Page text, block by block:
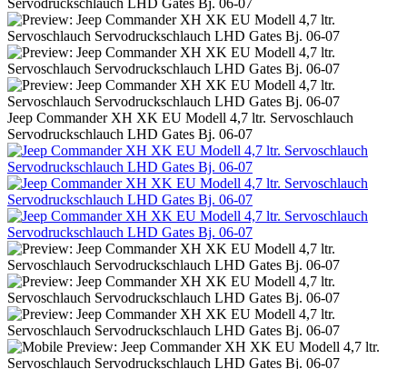
Jeep Commander XH XK EU Modell 4,7 ltr. Servoschlauch
Servodruckschlauch LHD Gates Bj. 06-07